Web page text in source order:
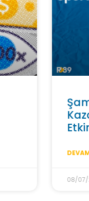
08/07/